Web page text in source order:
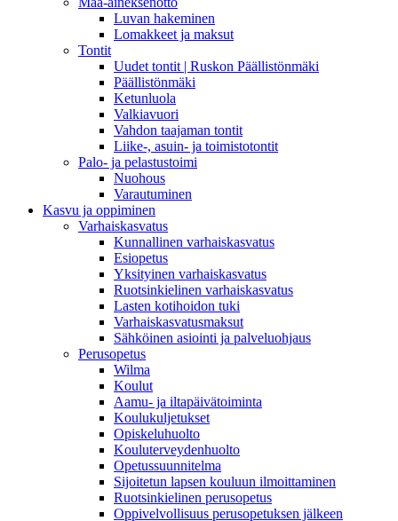
Luvan hakeminen
Lomakkeet ja maksut
Tontit
Uudet tontit | Ruskon Päällistönmäki
Päällistönmäki
Ketunluola
Valkiavuori
Vahdon taajaman tontit
Liike-, asuin- ja toimistotontit
Palo- ja pelastustoimi
Nuohous
Varautuminen
Kasvu ja oppiminen
Varhaiskasvatus
Kunnallinen varhaiskasvatus
Esiopetus
Yksityinen varhaiskasvatus
Ruotsinkielinen varhaiskasvatus
Lasten kotihoidon tuki
Varhaiskasvatusmaksut
Sähköinen asiointi ja palveluohjaus
Perusopetus
Wilma
Koulut
Aamu- ja iltapäivätoiminta
Koulukuljetukset
Opiskeluhuolto
Kouluterveydenhuolto
Opetussuunnitelma
Sijoitetun lapsen kouluun ilmoittaminen
Ruotsinkielinen perusopetus
Oppivelvollisuus perusopetuksen jälkeen